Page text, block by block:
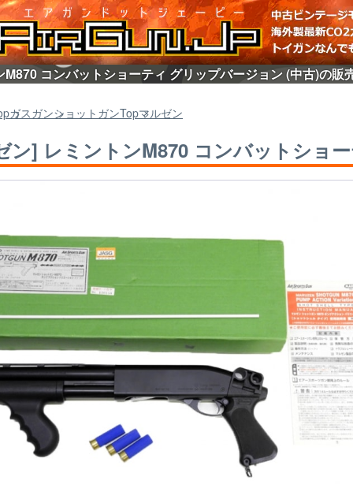
コンバットショーティ グリップバージョン (中古)の販
ガスガンショットガンTopマルゼン
ン] レミントンM870 コンバットショ